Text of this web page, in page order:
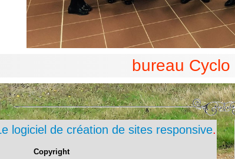
bureau
logiciel de création de sites responsive.
Copyright